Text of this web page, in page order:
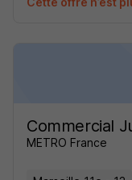
Commercial
METRO France